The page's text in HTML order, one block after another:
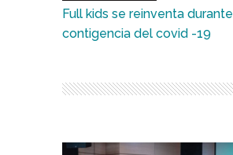
Full kids se reinventa durante
contigencia del covid -19